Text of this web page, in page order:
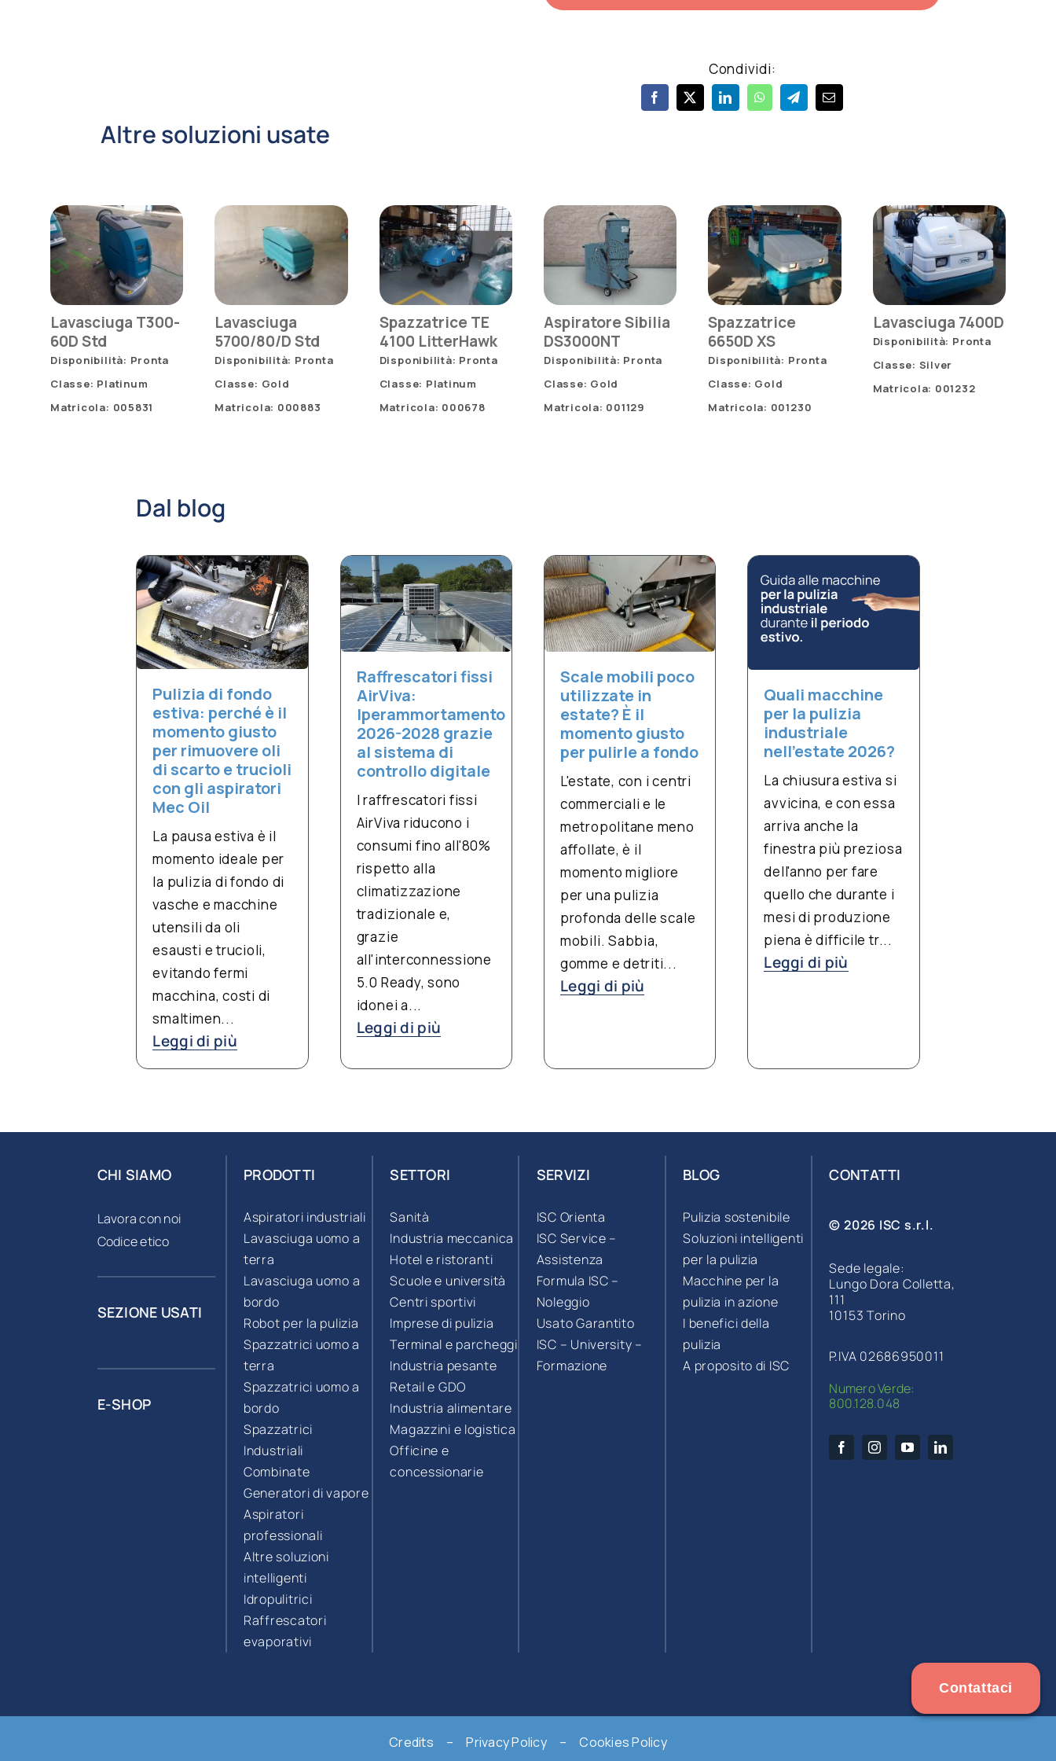
Condividi:
Altre soluzioni usate
Lavasciuga T300-
60D Std
Disponibilità: Pronta
Classe: Platinum
Matricola: 005831
Lavasciuga
5700/80/D Std
Disponibilità: Pronta
Classe: Gold
Matricola: 000883
Spazzatrice TE
4100 LitterHawk
Disponibilità: Pronta
Classe: Platinum
Matricola: 000678
Aspiratore Sibilia
DS3000NT
Disponibilità: Pronta
Classe: Gold
Matricola: 001129
Spazzatrice
6650D XS
Disponibilità: Pronta
Classe: Gold
Matricola: 001230
Lavasciuga 7400D
Disponibilità: Pronta
Classe: Silver
Matricola: 001232
Dal blog
Pulizia di fondo
estiva: perché è il
momento giusto
per rimuovere oli
di scarto e trucioli
con gli aspiratori
Mec Oil
La pausa estiva è il
momento ideale per
la pulizia di fondo di
vasche e macchine
utensili da oli
esausti e trucioli,
evitando fermi
macchina, costi di
smaltimen...
Leggi di più
Raffrescatori fissi
AirViva:
Iperammortamento
2026-2028 grazie
al sistema di
controllo digitale
I raffrescatori fissi
AirViva riducono i
consumi fino all'80%
rispetto alla
climatizzazione
tradizionale e,
grazie
all'interconnessione
5.0 Ready, sono
idonei a...
Leggi di più
Scale mobili poco
utilizzate in
estate? È il
momento giusto
per pulirle a fondo
L'estate, con i centri
commerciali e le
metropolitane meno
affollate, è il
momento migliore
per una pulizia
profonda delle scale
mobili. Sabbia,
gomme e detriti...
Leggi di più
Quali macchine
per la pulizia
industriale
nell’estate 2026?
La chiusura estiva si
avvicina, e con essa
arriva anche la
finestra più preziosa
dell'anno per fare
quello che durante i
mesi di produzione
piena è difficile tr...
Leggi di più
CHI SIAMO
Lavora con noi
Codice etico
SEZIONE USATI
E-SHOP
PRODOTTI
Aspiratori industriali
Lavasciuga uomo a
terra
Lavasciuga uomo a
bordo
Robot per la pulizia
Spazzatrici uomo a
terra
Spazzatrici uomo a
bordo
Spazzatrici
Industriali
Combinate
Generatori di vapore
Aspiratori
professionali
Altre soluzioni
intelligenti
Idropulitrici
Raffrescatori
evaporativi
SETTORI
Sanità
Industria meccanica
Hotel e ristoranti
Scuole e università
Centri sportivi
Imprese di pulizia
Terminal e parcheggi
Industria pesante
Retail e GDO
Industria alimentare
Magazzini e logistica
Officine e
concessionarie
SERVIZI
ISC Orienta
ISC Service –
Assistenza
Formula ISC –
Noleggio
Usato Garantito
ISC – University –
Formazione
BLOG
Pulizia sostenibile
Soluzioni intelligenti
per la pulizia
Macchine per la
pulizia in azione
I benefici della
pulizia
A proposito di ISC
CONTATTI
© 2026 ISC s.r.l.
Sede legale:
Lungo Dora Colletta,
111
10153 Torino
P.IVA 02686950011
Numero Verde:
800.128.048
Credits –Privacy Policy –Cookies Policy
Contattaci